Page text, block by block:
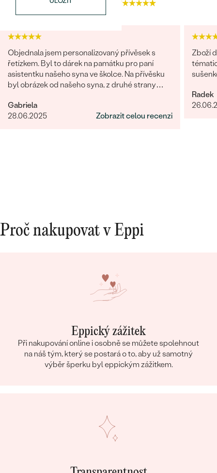
4.9 4.7
Objednala jsem personalizovaný přívěsek s
řetízkem. Byl to dárek na památku pro paní
asistentku našeho syna ve školce. Na přívěsku
byl obrázek od našeho syna, z druhé strany
dořešili jsme všechny detaily objednávky. Šperk
je nádherný, udělal velikou radost, je originální a
Gabriela
28.06.2025
Zobrazit celou recenzi
Zboží
Radek
Proč nakupovat v Eppi
Eppický zážitek
Při nakupování online i osobně se můžete spolehnout
na náš tým, který se postará o to, aby už samotný
výběr šperku byl eppickým zážitkem.